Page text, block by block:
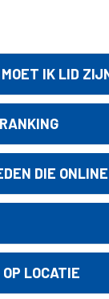
IK LID
DIE
LOCATIE